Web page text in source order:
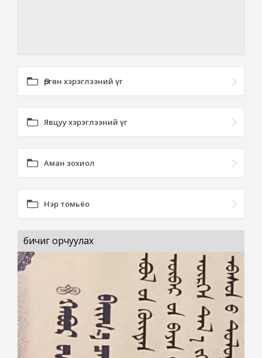
Өргөн хэрэглээний үг
Явцуу хэрэглээний үг
Аман зохиол
Нэр томьёо
бичиг орчуулах